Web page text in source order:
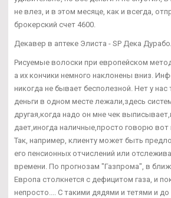
не влез, и в этом месяце, как и всегда,
брокерский счет 4600.
Декавер в аптеке Элиста - SP Дека
Рисуемые волоски при европейском
а их кончики немного наклонены вниз.
никогда не бывает бесполезной. Нет у
деньги в одном месте лежали,здесь
другая,когда надо он мне чек
дает,иногда наличные,просто говорю вот
Так, например, клиенту может быть
его пенсионных отчислений или
времени. По прогнозам "Газпрома", в
Европа столкнется с дефицитом газа, и
непросто.... С такими дядями и тетями и